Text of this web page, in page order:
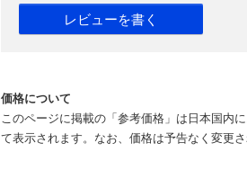
レビューを書く
価格について
このページに掲載の「参考価格」は日本国内
て表示されます。なお、価格は予告なく変更